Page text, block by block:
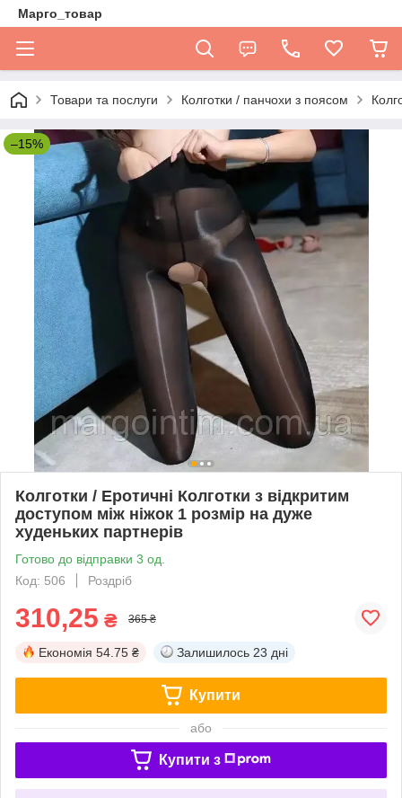
Марго_товар
Товари та послуги Колготки / панчохи з поясом
–15%
Колготки / Еротичні Колготки з відкритим
доступом між ніжок 1 розмір на дуже
худеньких партнерів
Готово до відправки 3 од.
Код: 506
Роздріб
310,25 ₴ 365 ₴
Економія 54.75 ₴ Залишилось 23 дні
Купити
або
Купити з